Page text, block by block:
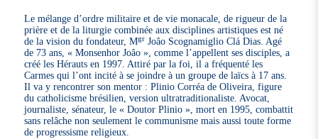
Le mélange d’ordre militaire et de vie monacale, de rigueur de la
prière et de la liturgie combinée aux disciplines artistiques est né
de la vision du fondateur, Mgr Joâo Scognamiglio Clá Dias. Agé
de 73 ans, « Monsenhor Joâo », comme l’appellent ses disciples, a
créé les Hérauts en 1997. Attiré par la foi, il a fréquenté les
Carmes qui l’ont incité à se joindre à un groupe de laïcs à 17 ans.
Il va y rencontrer son mentor : Plinio Corréa de Oliveira, figure
du catholicisme brésilien, version ultratraditionaliste. Avocat,
journaliste, sénateur, le « Doutor Plinio », mort en 1995, combattit
sans relâche non seulement le communisme mais aussi toute forme
de progressisme religieux.